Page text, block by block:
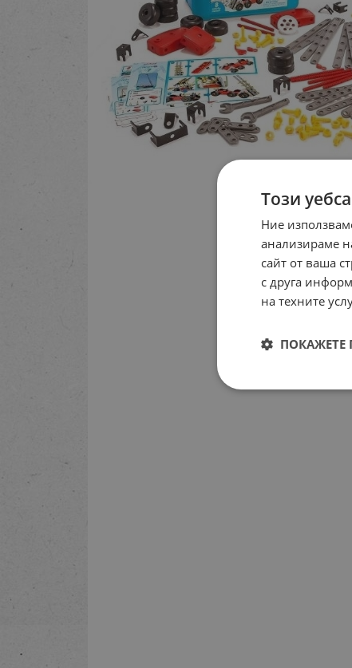
Този
Ние
анализираме
сайт от ваша
с друга
на техните
ПОКАЖЕТЕ